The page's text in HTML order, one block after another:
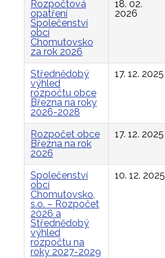
Rozpočtová
opatření
Společenství
obcí
Chomutovsko
za rok 2026
18. 02.
2026
Střednědobý
výhled
rozpočtu obce
Března na roky
2026-2028
17. 12. 2025
Rozpočet obce
Března na rok
2026
17. 12. 2025
Společenství
obcí
Chomutovsko,
s.o. – Rozpočet
2026 a
Střednědobý
výhled
rozpočtu na
roky 2027-2029
10. 12. 2025